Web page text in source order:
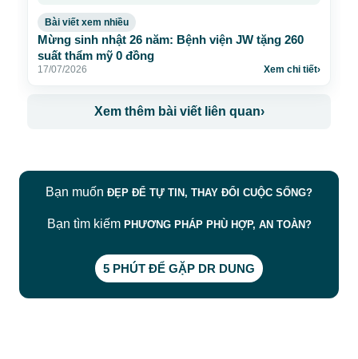
Bài viết xem nhiều
Mừng sinh nhật 26 năm: Bệnh viện JW tặng 260
suất thẩm mỹ 0 đồng
17/07/2026 Xem chi tiết›
Xem thêm bài viết liên quan›
Bạn muốn ĐẸP ĐỂ TỰ TIN, THAY ĐỔI CUỘC SỐNG?
Bạn tìm kiếm PHƯƠNG PHÁP PHÙ HỢP, AN TOÀN?
5 PHÚT ĐỂ GẶP DR DUNG